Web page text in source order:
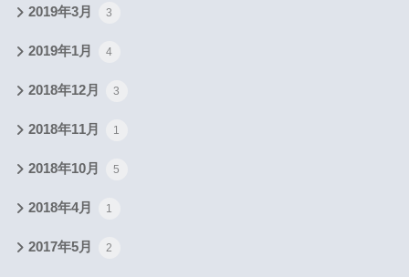
2019年3月 3
2019年1月 4
2018年12月 3
2018年11月 1
2018年10月 5
2018年4月 1
2017年5月 2